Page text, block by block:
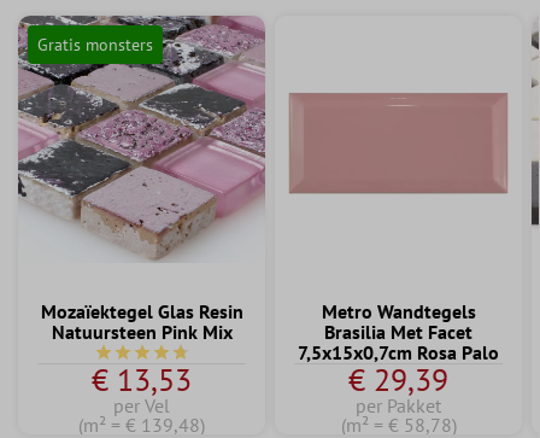
Gratis monsters
Mozaïektegel Glas Resin
Natuursteen Pink Mix
Gemiddelde waardering van 4.7 van 5 sterren
€ 13,53
per Vel
(m² = € 139,48)
Metro Wandtegels
Brasilia Met Facet
7,5x15x0,7cm Rosa Palo
€ 29,39
per Pakket
(m² = € 58,78)